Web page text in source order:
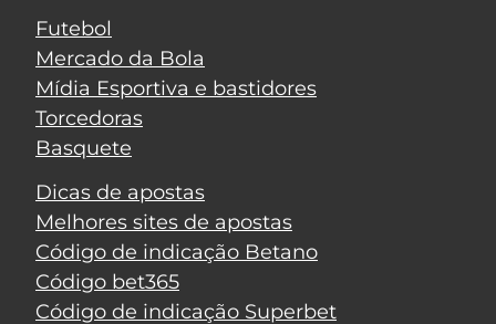
Futebol
Mercado da Bola
Mídia Esportiva e bastidores
Torcedoras
Basquete
Dicas de apostas
Melhores sites de apostas
Código de indicação Betano
Código bet365
Código de indicação Superbet